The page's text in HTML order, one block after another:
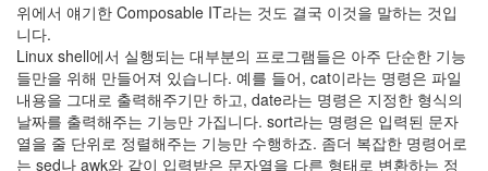
위에서 얘기한 Composable IT라는 것도 결국 이것을 말하는 것입
니다.
Linux shell에서 실행되는 대부분의 프로그램들은 아주 단순한 기능
들만을 위해 만들어져 있습니다. 예를 들어, cat이라는 명령은 파일
내용을 그대로 출력해주기만 하고, date라는 명령은 지정한 형식의
날짜를 출력해주는 기능만 가집니다. sort라는 명령은 입력된 문자
열을 줄 단위로 정렬해주는 기능만 수행하죠. 좀더 복잡한 명령어로
는 sed나 awk와 같이 입력받은 문자열을 다른 형태로 변환하는 정
선
견
터
툴
즈